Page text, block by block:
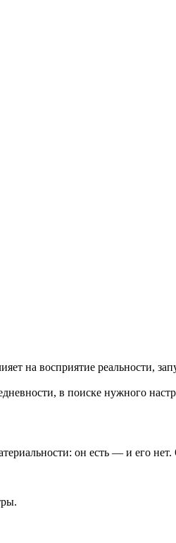
на восприятие реальности,
в поиске нужного
он есть — и его